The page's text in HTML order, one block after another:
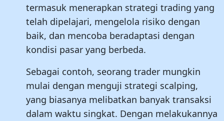
termasuk menerapkan strategi trading yang
telah dipelajari, mengelola risiko dengan
baik, dan mencoba beradaptasi dengan
kondisi pasar yang berbeda.
Sebagai contoh, seorang trader mungkin
mulai dengan menguji strategi scalping,
yang biasanya melibatkan banyak transaksi
dalam waktu singkat. Dengan melakukannya